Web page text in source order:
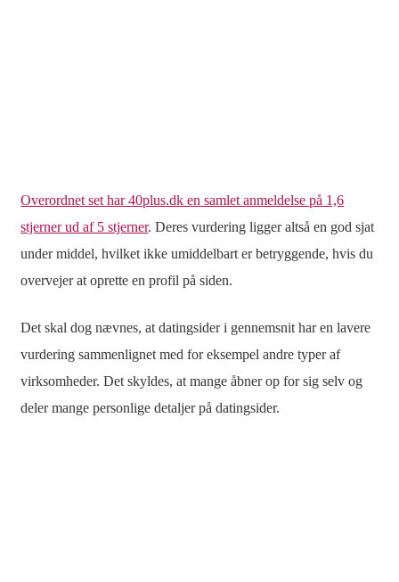
Overordnet set har 40plus.dk en samlet anmeldelse på 1,6
stjerner ud af 5 stjerner. Deres vurdering ligger altså en god sjat
under middel, hvilket ikke umiddelbart er betryggende, hvis du
overvejer at oprette en profil på siden.
Det skal dog nævnes, at datingsider i gennemsnit har en lavere
vurdering sammenlignet med for eksempel andre typer af
virksomheder. Det skyldes, at mange åbner op for sig selv og
deler mange personlige detaljer på datingsider.